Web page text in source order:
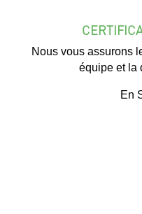
Nous vous assurons
équipe et la
En